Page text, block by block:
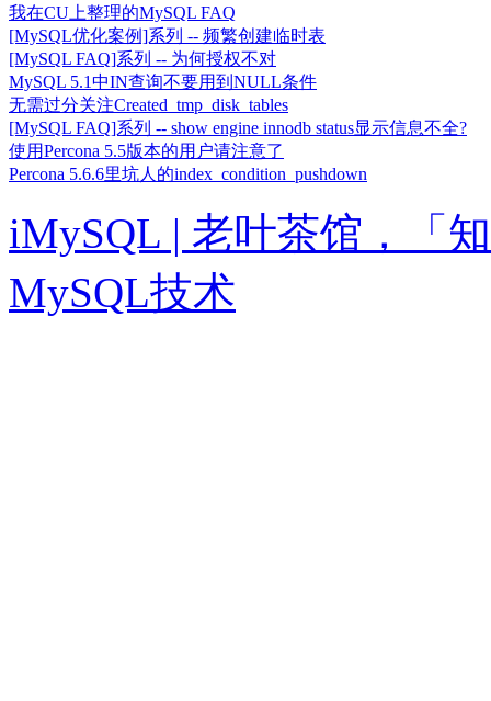
我在CU上整理的MySQL FAQ
[MySQL优化案例]系列 -- 频繁创建临时表
[MySQL FAQ]系列 -- 为何授权不对
MySQL 5.1中IN查询不要用到NULL条件
无需过分关注Created_tmp_disk_tables
[MySQL FAQ]系列 -- show engine innodb status显示信息不全?
使用Percona 5.5版本的用户请注意了
Percona 5.6.6里坑人的index_condition_pushdown
iMySQL | 老叶茶馆，「
MySQL技术